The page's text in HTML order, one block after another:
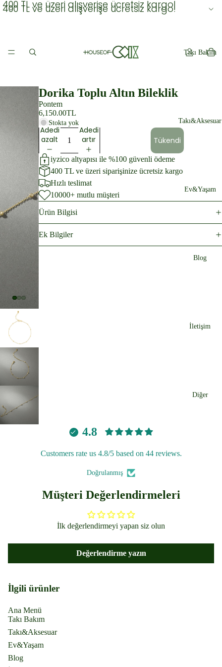
400 TL ve üzeri alışverişe ücretsiz kargo!
400 TL ve üzeri alışverişe ücretsiz kargo!
Takı Bakım
Takı&Aksesuar
Ev&Yaşam
Blog
İletişim
Diğer
Dorika Toplu Altın Bileklik
Pontem
6,150.00TL
Stokta yok
Adedi
azalt
Adedi
artır
Tükendi
iyzico altyapısı ile %100 güvenli ödeme
400 TL ve üzeri siparişinize ücretsiz kargo
Hızlı teslimat
10000+ mutlu müşteri
Ürün Bilgisi
Ek Bilgiler
4.8
Customers rate us 4.8/5 based on 44 reviews.
Doğrulanmış
Müşteri Değerlendirmeleri
İlk değerlendirmeyi yapan siz olun
Değerlendirme yazın
İlgili ürünler
Ana Menü
Takı Bakım
Takı&Aksesuar
Ev&Yaşam
Blog